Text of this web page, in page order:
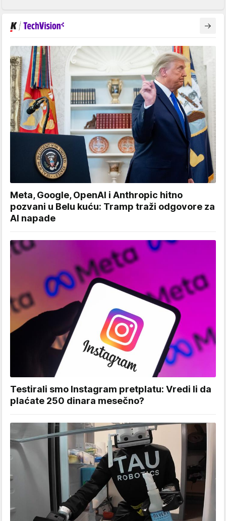
Meta, Google, OpenAI i Anthropic hitno
pozvani u Belu kuću: Tramp traži odgovore za
AI napade
Testirali smo Instagram pretplatu: Vredi li da
plaćate 250 dinara mesečno?